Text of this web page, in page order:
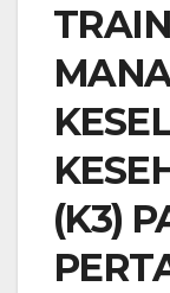
(K3)